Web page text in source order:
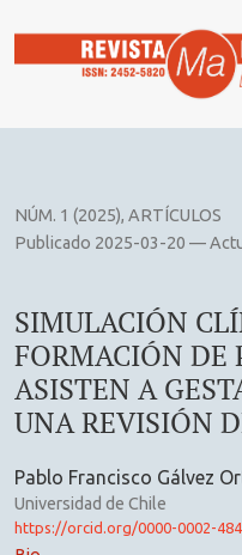
NÚM. 1 (2025), ARTÍCULOS
SIMULACIÓN
FORMACIÓN DE
ASISTEN A
UNA REVISIÓN
Publicado 2025-03-20 —
Pablo Francisco Gálvez
Universidad de Chile
https://orcid.org/0000-0002-